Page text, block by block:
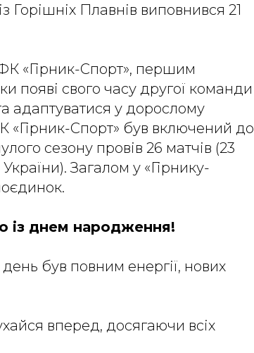
Плавнів виповнився 21
«Гірник-Спорт», першим
появі свого часу другої команди
адаптуватися у дорослому
Спорт» був включений до
сезону провів 26 матчів (23
Загалом у «Гірнику-
із днем народження!
був повним енергії, нових
вперед, досягаючи всіх